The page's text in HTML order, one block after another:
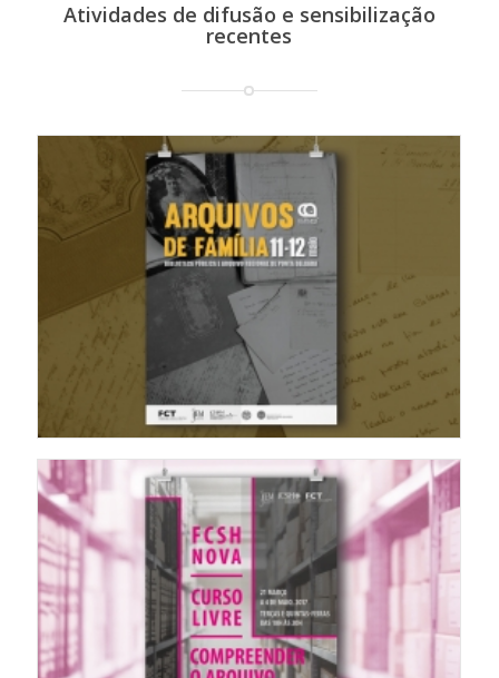
Atividades de difusão e sensibilização
recentes